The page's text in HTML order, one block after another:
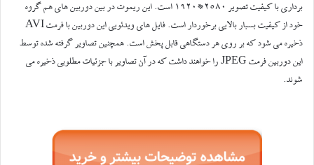
برداری با کیفیت تصویر ۲۵۸۰*۱۹۲۰ است. این ریموت در بین دوربین های هم گروه
ذخیره می شود که بر روی هر دستگاهی قابل پخش است. همچنین تصاویر گرفته شده توسط
این دوربین فرمت JPEG را خواهند داشت که در آن تصاویر با جزئیات مطلوبی ذخیره می
شوند.